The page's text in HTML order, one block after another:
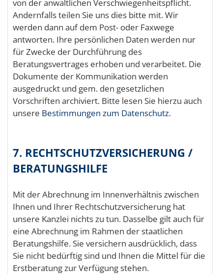
von der anwaltlichen Verschwiegenheitspflicht.
Andernfalls teilen Sie uns dies bitte mit. Wir
werden dann auf dem Post- oder Faxwege
antworten. Ihre persönlichen Daten werden nur
für Zwecke der Durchführung des
Beratungsvertrages erhoben und verarbeitet. Die
Dokumente der Kommunikation werden
ausgedruckt und gem. den gesetzlichen
Vorschriften archiviert. Bitte lesen Sie hierzu auch
unsere Bestimmungen zum Datenschutz.
7. RECHTSCHUTZVERSICHERUNG /
BERATUNGSHILFE
Mit der Abrechnung im Innenverhältnis zwischen
Ihnen und Ihrer Rechtschutzversicherung hat
unsere Kanzlei nichts zu tun. Dasselbe gilt auch für
eine Abrechnung im Rahmen der staatlichen
Beratungshilfe. Sie versichern ausdrücklich, dass
Sie nicht bedürftig sind und Ihnen die Mittel für die
Erstberatung zur Verfügung stehen.